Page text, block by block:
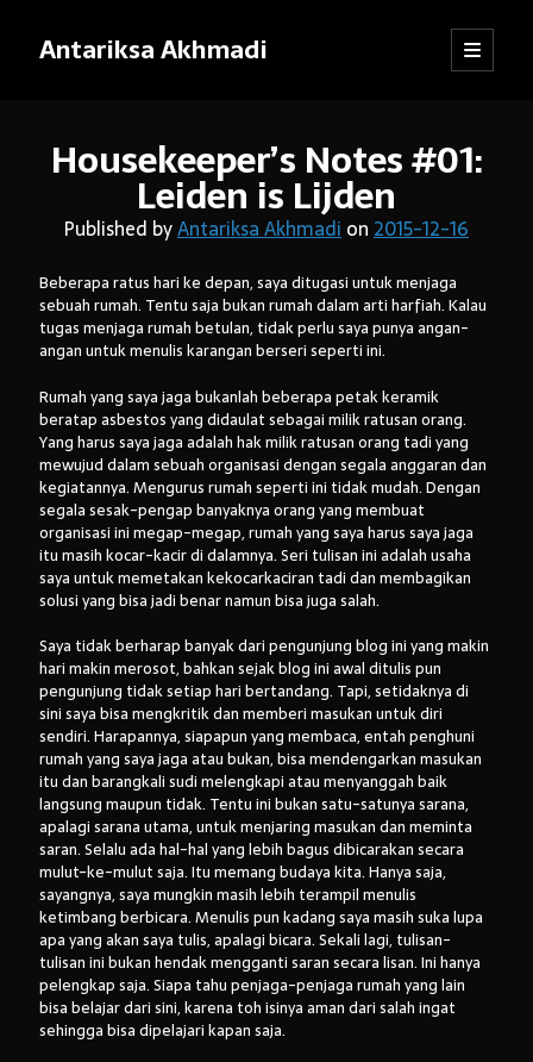
Antariksa Akhmadi
open
primary
that has to do with text, except maybe texting.
Blog ini adalah kumpulan tulisan yang dibuat oleh saya semenjak
SMP kelas VIII (sekarang saya sudah bekerja). Dari mula-mula menulis
blog hingga sekarang, pendapat dan pemikiran saya sudah jauh
menanggapi tulisan-tulisan yang sudah lama.
Jika ada komentar yang tidak termuat, kemungkinan besar
tanggapan itu tersangkut sistemanti-spamWordPress. Pasti akan
saya kembalikan, kok.
Terima kasih sudah mampir!
Arsip:
Search
Categories
Housekeeper’s Notes #01:
Leiden is Lijden
Published byAntariksa Akhmadi on 2015-12-16
Beberapa ratus hari ke depan, saya ditugasi untuk menjaga
sebuah rumah. Tentu saja bukan rumah dalam arti harfiah. Kalau
tugas menjaga rumah betulan, tidak perlu saya punya angan-
angan untuk menulis karangan berseri seperti ini.
Rumah yang saya jaga bukanlah beberapa petak keramik
beratap asbestos yang didaulat sebagai milik ratusan orang.
Yang harus saya jaga adalah hak milik ratusan orang tadi yang
mewujud dalam sebuah organisasi dengan segala anggaran dan
kegiatannya. Mengurus rumah seperti ini tidak mudah. Dengan
segala sesak-pengap banyaknya orang yang membuat
organisasi ini megap-megap, rumah yang saya harus saya jaga
itu masih kocar-kacir di dalamnya. Seri tulisan ini adalah usaha
saya untuk memetakan kekocarkaciran tadi dan membagikan
solusi yang bisa jadi benar namun bisa juga salah.
Saya tidak berharap banyak dari pengunjung blog ini yang makin
hari makin merosot, bahkan sejak blog ini awal ditulis pun
pengunjung tidak setiap hari bertandang. Tapi, setidaknya di
sini saya bisa mengkritik dan memberi masukan untuk diri
sendiri. Harapannya, siapapun yang membaca, entah penghuni
rumah yang saya jaga atau bukan, bisa mendengarkan masukan
itu dan barangkali sudi melengkapi atau menyanggah baik
langsung maupun tidak. Tentu ini bukan satu-satunya sarana,
apalagi sarana utama, untuk menjaring masukan dan meminta
saran. Selalu ada hal-hal yang lebih bagus dibicarakan secara
mulut-ke-mulut saja. Itu memang budaya kita. Hanya saja,
sayangnya, saya mungkin masih lebih terampil menulis
ketimbang berbicara. Menulis pun kadang saya masih suka lupa
apa yang akan saya tulis, apalagi bicara. Sekali lagi, tulisan-
tulisan ini bukan hendak mengganti saran secara lisan. Ini hanya
pelengkap saja. Siapa tahu penjaga-penjaga rumah yang lain
bisa belajar dari sini, karena toh isinya aman dari salah ingat
sehingga bisa dipelajari kapan saja.